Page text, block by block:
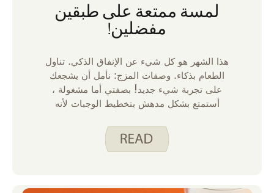
لمسة ممتعة على طبقين
مفضلين!
هذا الشهر هو كل شيء عن الإنفاق الذكي. تناول
الطعام بذكاء. وصفات المزج: نأمل أن يشجعك
على تجربة شيء جديد! بصفتي أما مشغولة ،
أستمتع بشكل مدهش بتخطيط الوجبات لأنه
المزدحمة للغاية. على الرغم من أنني أستمتع به ،
إلا أنني أجد في كثير من الأحيان في شبق وصفة.